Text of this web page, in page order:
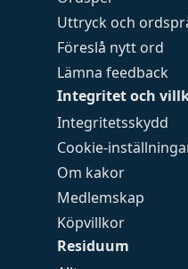
Uttryck och
Föreslå nytt ord
Lämna feedback
Integritet och
Integritetsskydd
Cookie-
Om kakor
Medlemskap
Köpvillkor
Residuum